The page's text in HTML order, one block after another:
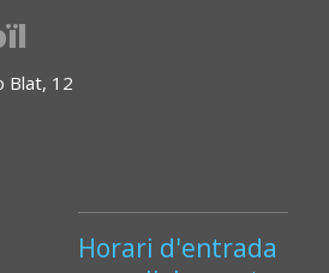
Blat, 12
Horari d'entrada